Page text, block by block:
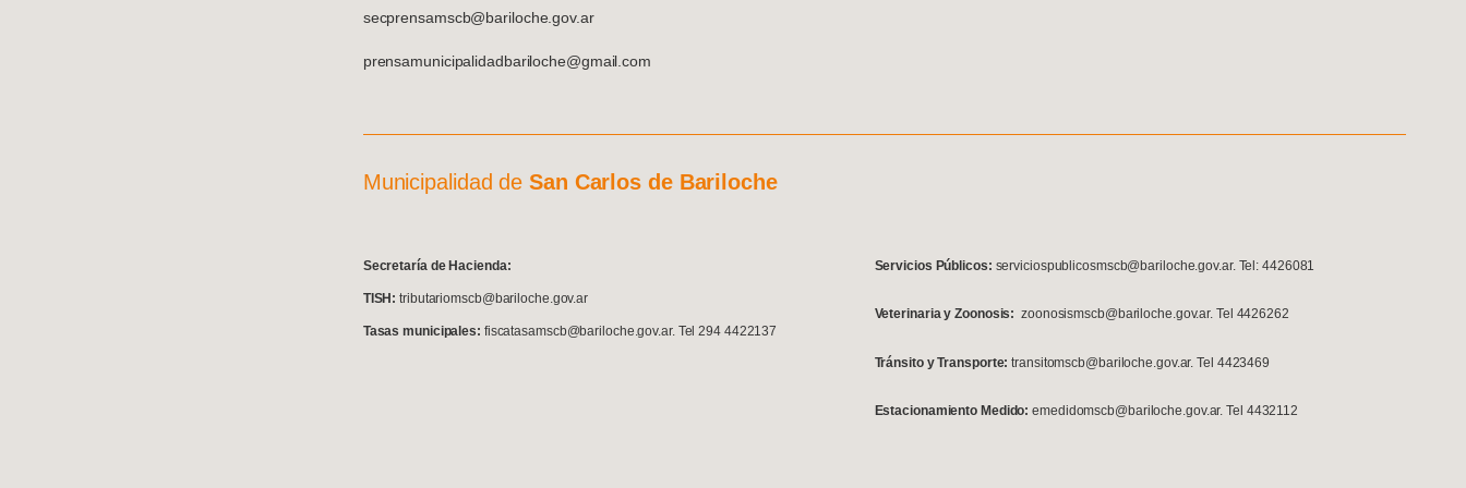
secprensamscb@bariloche.gov.ar
prensamunicipalidadbariloche@gmail.com
Municipalidad de San Carlos de Bariloche
Secretaría de Hacienda:
TISH: tributariomscb@bariloche.gov.ar
Tasas municipales: fiscatasamscb@bariloche.gov.ar. Tel 294 4422137
Servicios Públicos: serviciospublicosmscb@bariloche.gov.ar. Tel: 4426081
Veterinaria y Zoonosis: zoonosismscb@bariloche.gov.ar. Tel 4426262
Tránsito y Transporte:transitomscb@bariloche.gov.ar. Tel 4423469
Estacionamiento Medido:emedidomscb@bariloche.gov.ar. Tel 4432112